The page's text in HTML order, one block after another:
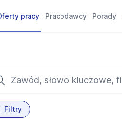
pracy Pracodawcy Porady
Filtry